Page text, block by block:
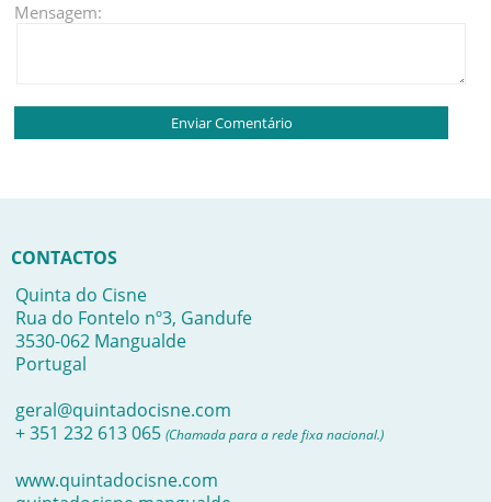
Mensagem:
CONTACTOS
Quinta do Cisne
Rua do Fontelo nº3, Gandufe
3530-062 Mangualde
Portugal
geral@quintadocisne.com
+ 351 232 613 065 (Chamada para a rede fixa nacional.)
www.quintadocisne.com